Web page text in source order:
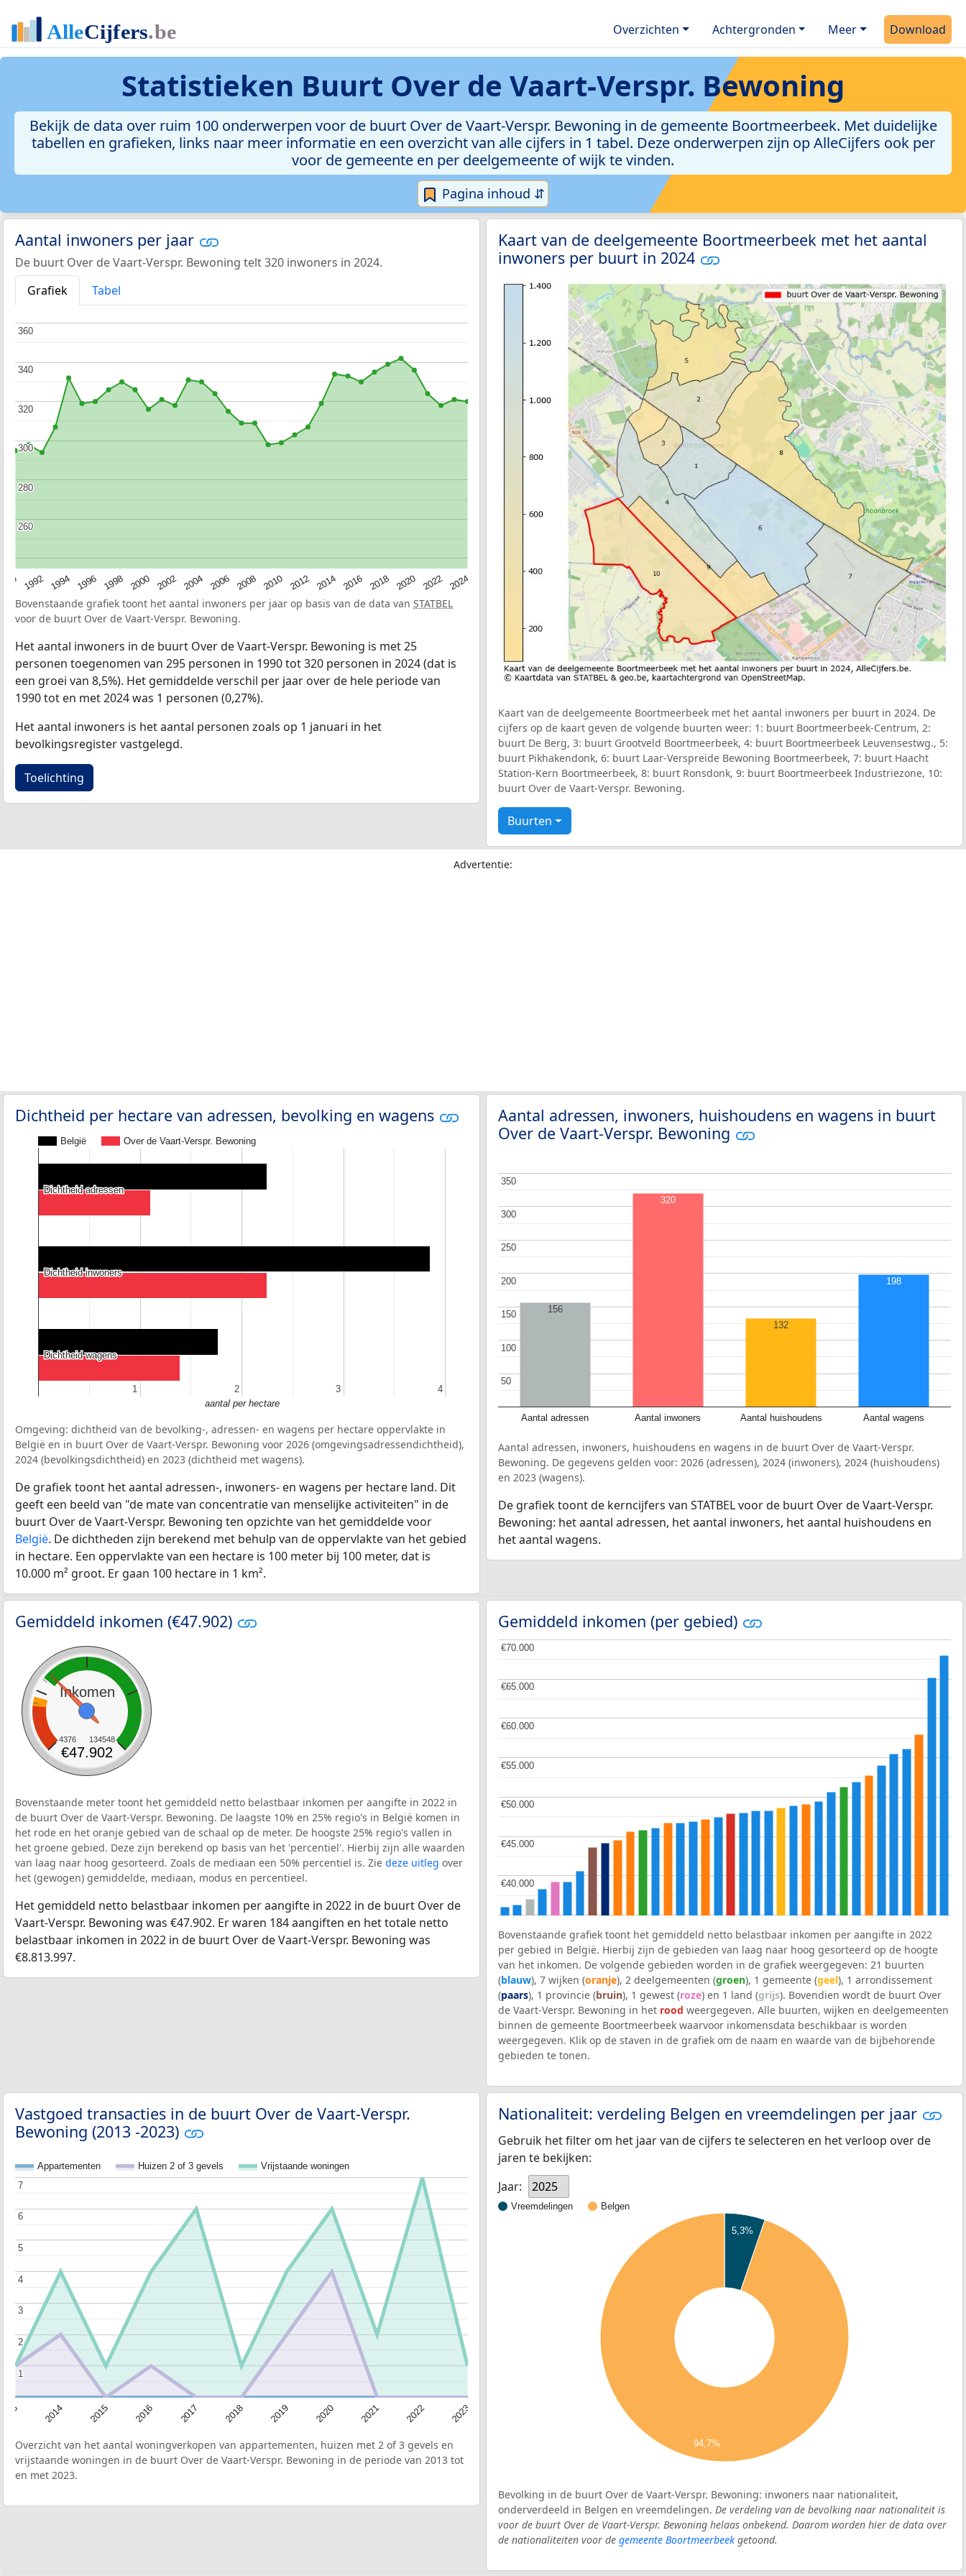
Overzichten Achtergronden Meer Download
Statistieken Buurt Over de Vaart-Verspr. Bewoning
Bekijk de data over ruim 100 onderwerpen voor de buurt Over de Vaart-Verspr. Bewoning in de gemeente Boortmeerbeek. Met duidelijke
tabellen en grafieken, links naar meer informatie en een overzicht van alle cijfers in 1 tabel. Deze onderwerpen zijn op AlleCijfers ook per
voor de gemeente en per deelgemeente of wijk te vinden.
Pagina inhoud ⇵
Aantal inwoners per jaar
De buurt Over de Vaart-Verspr. Bewoning telt 320 inwoners in 2024.
Grafiek
Tabel
1992 1994 1996 1998 2000 2002 2004 2006 2008 2010 2012 2014 2016 2018 2020 2022 2024
260
260
280
280
300
300
320
320
340
340
360
360
Bovenstaande grafiek toont het aantal inwoners per jaar op basis van de data van STATBEL
voor de buurt Over de Vaart-Verspr. Bewoning.
Het aantal inwoners in de buurt Over de Vaart-Verspr. Bewoning is met 25
personen toegenomen van 295 personen in 1990 tot 320 personen in 2024 (dat is
een groei van 8,5%). Het gemiddelde verschil per jaar over de hele periode van
1990 tot en met 2024 was 1 personen (0,27%).
Het aantal inwoners is het aantal personen zoals op 1 januari in het
bevolkingsregister vastgelegd.
Toelichting
Kaart van de deelgemeente Boortmeerbeek met het aantal
inwoners per buurt in 2024
Kaart van de deelgemeente Boortmeerbeek met het aantal inwoners per buurt in 2024. De
cijfers op de kaart geven de volgende buurten weer: 1: buurt Boortmeerbeek-Centrum, 2:
buurt De Berg, 3: buurt Grootveld Boortmeerbeek, 4: buurt Boortmeerbeek Leuvensestwg., 5:
buurt Pikhakendonk, 6: buurt Laar-Verspreide Bewoning Boortmeerbeek, 7: buurt Haacht
Station-Kern Boortmeerbeek, 8: buurt Ronsdonk, 9: buurt Boortmeerbeek Industriezone, 10:
buurt Over de Vaart-Verspr. Bewoning.
Buurten
Advertentie:
Dichtheid per hectare van adressen, bevolking en wagens
België Over de Vaart-Verspr. Bewoning
11 2
2 3
3 4
4
Dichtheid adressen
Dichtheid adressen
Dichtheid inwoners
Dichtheid inwoners
Dichtheid wagens
Dichtheid wagens
aantal per hectare
Omgeving: dichtheid van de bevolking-, adressen- en wagens per hectare oppervlakte in
België en in buurt Over de Vaart-Verspr. Bewoning voor 2026 (omgevingsadressendichtheid),
2024 (bevolkingsdichtheid) en 2023 (dichtheid met wagens).
De grafiek toont het aantal adressen-, inwoners- en wagens per hectare land. Dit
geeft een beeld van "de mate van concentratie van menselijke activiteiten" in de
buurt Over de Vaart-Verspr. Bewoning ten opzichte van het gemiddelde voor
België. De dichtheden zijn berekend met behulp van de oppervlakte van het gebied
in hectare. Een oppervlakte van een hectare is 100 meter bij 100 meter, dat is
10.000 m² groot. Er gaan 100 hectare in 1 km².
Aantal adressen, inwoners, huishoudens en wagens in buurt
Over de Vaart-Verspr. Bewoning
Aantal adressen Aantal inwoners Aantal huishoudens Aantal wagens
50
50
100
100
150
150
200
200
250
250
300
300
350
350
156
320
132
198
Aantal adressen, inwoners, huishoudens en wagens in de buurt Over de Vaart-Verspr.
Bewoning. De gegevens gelden voor: 2026 (adressen), 2024 (inwoners), 2024 (huishoudens)
en 2023 (wagens).
De grafiek toont de kerncijfers van STATBEL voor de buurt Over de Vaart-Verspr.
Bewoning: het aantal adressen, het aantal inwoners, het aantal huishoudens en
het aantal wagens.
Gemiddeld inkomen (€47.902)
Inkomen
4376 134548
€47.902
Bovenstaande meter toont het gemiddeld netto belastbaar inkomen per aangifte in 2022 in
de buurt Over de Vaart-Verspr. Bewoning. De laagste 10% en 25% regio's in België komen in
het rode en het oranje gebied van de schaal op de meter. De hoogste 25% regio's vallen in
het groene gebied. Deze zijn berekend op basis van het 'percentiel'. Hierbij zijn alle waarden
van laag naar hoog gesorteerd. Zoals de mediaan een 50% percentiel is. Zie deze uitleg over
het (gewogen) gemiddelde, mediaan, modus en percentieel.
Het gemiddeld netto belastbaar inkomen per aangifte in 2022 in de buurt Over de
Vaart-Verspr. Bewoning was €47.902. Er waren 184 aangiften en het totale netto
belastbaar inkomen in 2022 in de buurt Over de Vaart-Verspr. Bewoning was
€8.813.997.
Gemiddeld inkomen (per gebied)
€40.000
€40.000
€45.000
€45.000
€50.000
€50.000
€55.000
€55.000
€60.000
€60.000
€65.000
€65.000
€70.000
€70.000
Bovenstaande grafiek toont het gemiddeld netto belastbaar inkomen per aangifte in 2022
per gebied in België. Hierbij zijn de gebieden van laag naar hoog gesorteerd op de hoogte
van het inkomen. De volgende gebieden worden in de grafiek weergegeven: 21 buurten
(blauw), 7 wijken (oranje), 2 deelgemeenten (groen), 1 gemeente (geel), 1 arrondissement
(paars), 1 provincie (bruin), 1 gewest (roze) en 1 land (grijs). Bovendien wordt de buurt Over
de Vaart-Verspr. Bewoning in het rood weergegeven. Alle buurten, wijken en deelgemeenten
binnen de gemeente Boortmeerbeek waarvoor inkomensdata beschikbaar is worden
weergegeven. Klik op de staven in de grafiek om de naam en waarde van de bijbehorende
gebieden te tonen.
Vastgoed transacties in de buurt Over de Vaart-Verspr.
Bewoning (2013 -2023)
Appartementen Huizen 2 of 3 gevels Vrijstaande woningen
2014 2015 2016 2017 2018 2019 2020 2021 2022 2023
1
1
2
2
3
3
4
4
5
5
6
6
7
7
Overzicht van het aantal woningverkopen van appartementen, huizen met 2 of 3 gevels en
vrijstaande woningen in de buurt Over de Vaart-Verspr. Bewoning in de periode van 2013 tot
en met 2023.
Nationaliteit: verdeling Belgen en vreemdelingen per jaar
Gebruik het filter om het jaar van de cijfers te selecteren en het verloop over de
jaren te bekijken:
Jaar:
2025
Vreemdelingen Belgen
5,3%
94,7%
Bevolking in de buurt Over de Vaart-Verspr. Bewoning: inwoners naar nationaliteit,
onderverdeeld in Belgen en vreemdelingen. De verdeling van de bevolking naar nationaliteit is
voor de buurt Over de Vaart-Verspr. Bewoning helaas onbekend. Daarom worden hier de data over
de nationaliteiten voor de gemeente Boortmeerbeek getoond.